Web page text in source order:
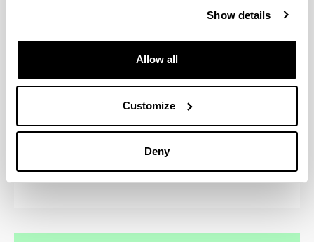
Show details
Allow all
Customize
Deny
Dirección y Gestión de Empresas (Executive
MBA)
Medio Ambiente, Sostenibilidad y ODS
Marketing y Dirección Comercial